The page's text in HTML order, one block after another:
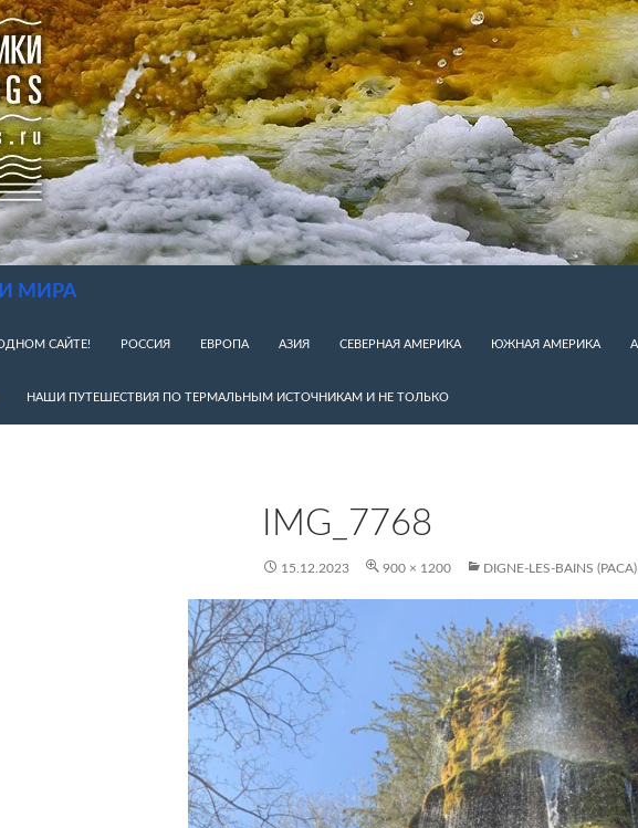
МИРА
САЙТЕ! РОССИЯ ЕВРОПА АЗИЯ СЕВЕРНАЯ АМЕРИКА ЮЖНАЯ АМЕРИКА
НАШИ ПУТЕШЕСТВИЯ ПО ТЕРМАЛЬНЫМ ИСТОЧНИКАМ И НЕ ТОЛЬКО
IMG_7768
15.12.2023 900 × 1200 DIGNE-LES-BAINS